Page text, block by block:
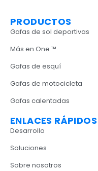
PRODUCTOS
Gafas de sol deportivas
Más en One ™
Gafas de esquí
Gafas de motocicleta
Gafas calentadas
ENLACES RÁPIDOS
Desarrollo
Soluciones
Sobre nosotros